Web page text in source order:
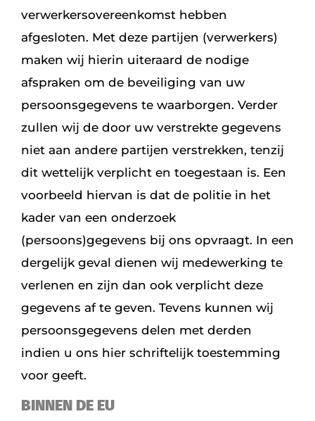
verwerkersovereenkomst hebben
afgesloten. Met deze partijen (verwerkers)
maken wij hierin uiteraard de nodige
afspraken om de beveiliging van uw
persoonsgegevens te waarborgen. Verder
zullen wij de door uw verstrekte gegevens
niet aan andere partijen verstrekken, tenzij
dit wettelijk verplicht en toegestaan is. Een
voorbeeld hiervan is dat de politie in het
kader van een onderzoek
(persoons)gegevens bij ons opvraagt. In een
dergelijk geval dienen wij medewerking te
verlenen en zijn dan ook verplicht deze
gegevens af te geven. Tevens kunnen wij
persoonsgegevens delen met derden
indien u ons hier schriftelijk toestemming
voor geeft.
BINNEN DE EU